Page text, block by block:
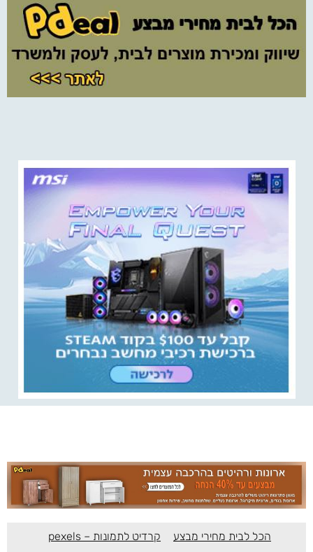
הכל לבית מחירי מבצע קרדיט לתמונות – pexels